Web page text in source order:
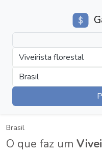
Viveirista florestal
Brasil
Brasil
O que faz um